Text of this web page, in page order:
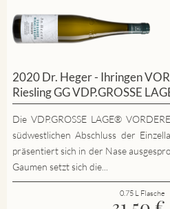
2020 Dr. Heger - Ihringen
Riesling GG VDP.GROSSE
Die VDP.GROSSE LAGE®
südwestlichen Abschluss der
präsentiert sich in der Nase
Gaumen setzt sich die...
0.75 L Flasche